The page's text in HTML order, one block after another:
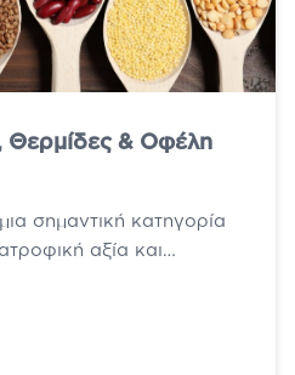
Θερμίδες & Οφέλη
σημαντική κατηγορία
αξία και